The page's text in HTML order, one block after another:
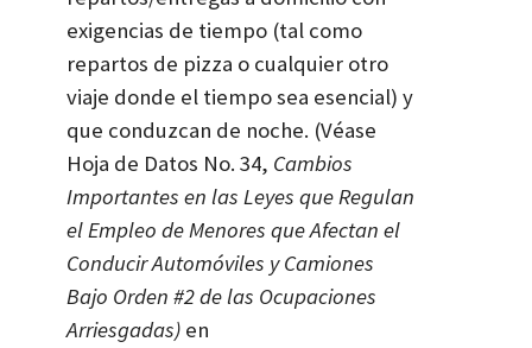
exigencias de tiempo (tal como
repartos de pizza o cualquier otro
viaje donde el tiempo sea esencial) y
que conduzcan de noche. (Véase
Hoja de Datos No. 34, Cambios
Importantes en las Leyes que Regulan
el Empleo de Menores que Afectan el
Conducir Automóviles y Camiones
Bajo Orden #2 de las Ocupaciones
Arriesgadas) en